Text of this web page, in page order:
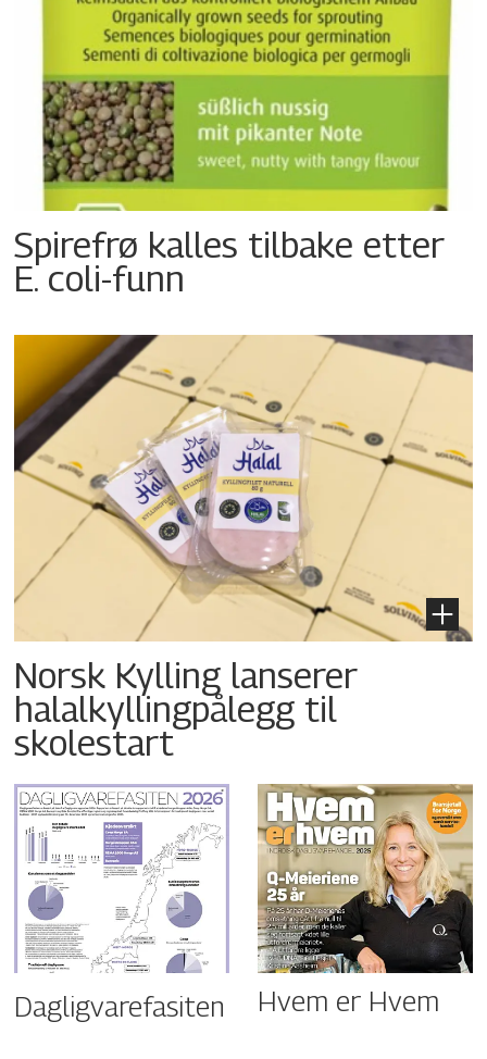
Spirefrø kalles tilbake etter
E. coli-funn
Norsk Kylling lanserer
halalkyllingpålegg til
skolestart
Dagligvarefasiten Hvem er Hvem